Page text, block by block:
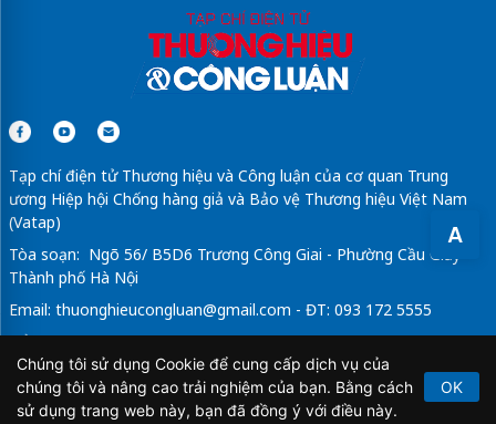
A
Tạp chí điện tử Thương hiệu và Công luận của cơ quan Trung
ương Hiệp hội Chống hàng giả và Bảo vệ Thương hiệu Việt Nam
(Vatap)
Tòa soạn: Ngõ 56/ B5D6 Trương Công Giai - Phường Cầu Giấy -
Thành phố Hà Nội
Email: thuonghieucongluan@gmail.com - ĐT: 093 172 5555
Tổng Biên Tập: Vũ Đức Thuận
Giấy phép hoạt động báo chí điện tử số 64/GP-BTTTT do Bộ
Thông tin và Truyền thông cấp ngày 21/2/2020.
Chúng tôi sử dụng Cookie để cung cấp dịch vụ của
chúng tôi và nâng cao trải nghiệm của bạn. Bằng cách
sử dụng trang web này, bạn đã đồng ý với điều này.
OK